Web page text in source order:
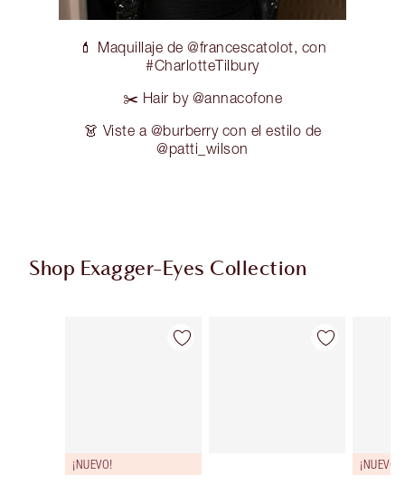
💄 Maquillaje de @francescatolot, con
#CharlotteTilbury
✂️ Hair by @annacofone
👗 Viste a @burberry con el estilo de
@patti_wilson
Shop Exagger-Eyes Collection
Artículo 1 de 28
¡NUEVO!
Artículo 2 de 28
¡NUEVO!